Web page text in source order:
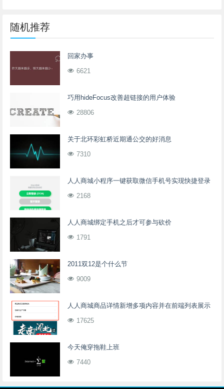
随机推荐
回家办事
6621
巧用hideFocus改善超链接的用户体验
28806
关于北环彩虹桥近期通公交的好消息
7310
人人商城小程序一键获取微信手机号实现快捷登录
2168
人人商城绑定手机之后才可参与砍价
1791
2011双12是个什么节
9009
人人商城商品详情新增多项内容并在前端列表展示
17625
今天俺穿拖鞋上班
7440